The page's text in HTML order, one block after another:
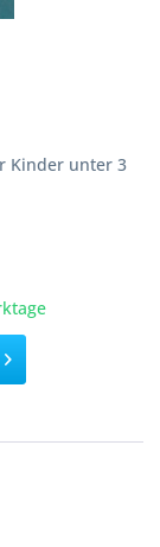
Kinder unter 3